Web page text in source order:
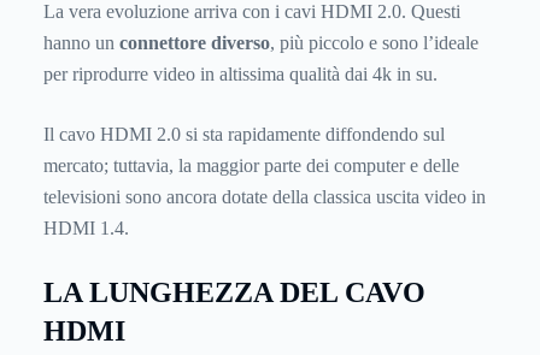
La vera evoluzione arriva con i cavi HDMI 2.0. Questi
hanno un connettore diverso, più piccolo e sono l’ideale
per riprodurre video in altissima qualità dai 4k in su.
Il cavo HDMI 2.0 si sta rapidamente diffondendo sul
mercato; tuttavia, la maggior parte dei computer e delle
televisioni sono ancora dotate della classica uscita video in
HDMI 1.4.
LA LUNGHEZZA DEL CAVO
HDMI